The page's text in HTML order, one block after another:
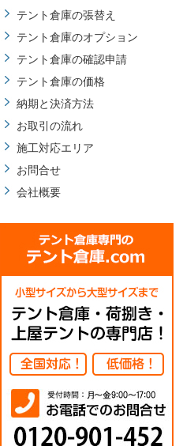
テント倉庫の張替え
テント倉庫のオプション
テント倉庫の確認申請
テント倉庫の価格
納期と決済方法
お取引の流れ
施工対応エリア
お問合せ
会社概要